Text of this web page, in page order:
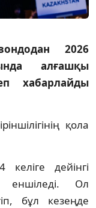
2026
алғашқы
хабарлайды
қола
дейінгі
еншіледі. Ол
бұл кезеңде